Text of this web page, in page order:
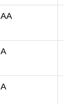
AA
A
A